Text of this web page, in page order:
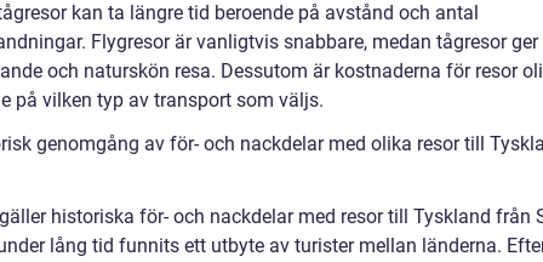
kan ta längre tid beroende på avstånd och antal
Flygresor är vanligtvis snabbare, medan tågresor ger
och naturskön resa. Dessutom är kostnaderna för resor
på vilken typ av transport som väljs.
genomgång av för- och nackdelar med olika resor till
historiska för- och nackdelar med resor till Tyskland från
lång tid funnits ett utbyte av turister mellan länderna.